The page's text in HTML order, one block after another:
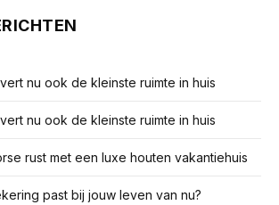
nu ook de kleinste ruimte in huis
nu ook de kleinste ruimte in huis
rust met een luxe houten vakantiehuis
past bij jouw leven van nu?